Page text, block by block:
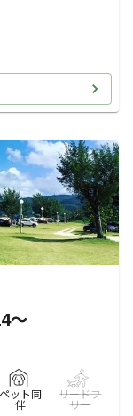
～
ペット同
伴
リードフ
リー